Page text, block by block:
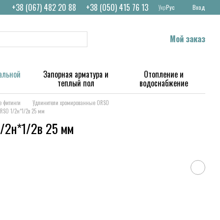
+38 (067) 482 20 88 +38 (050) 415 76 13 УкрРус Вход
Мой заказ
Запорная арматура и
теплый пол
Отопление и
водоснабжение
Удлинители хромированные ORSO
1/2н*1/2в 25 мм
2н*1/2в 25 мм